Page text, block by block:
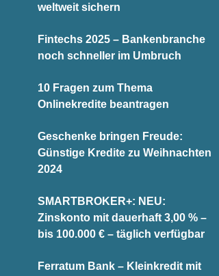
weltweit sichern
Fintechs 2025 – Bankenbranche
noch schneller im Umbruch
10 Fragen zum Thema
Onlinekredite beantragen
Geschenke bringen Freude:
Günstige Kredite zu Weihnachten
2024
SMARTBROKER+: NEU:
Zinskonto mit dauerhaft 3,00 % –
bis 100.000 € – täglich verfügbar
Ferratum Bank – Kleinkredit mit